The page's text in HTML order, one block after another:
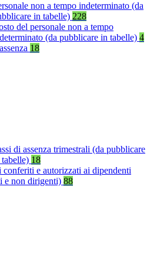
non a tempo indeterminato (da
in tabelle) 228
del personale non a tempo
(da pubblicare in tabelle) 4
18
di assenza trimestrali (da pubblicare
18
conferiti e autorizzati ai dipendenti
e non dirigenti) 88